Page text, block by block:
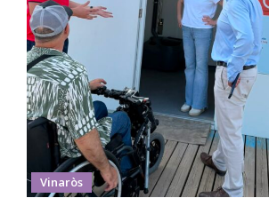
Vinaròs